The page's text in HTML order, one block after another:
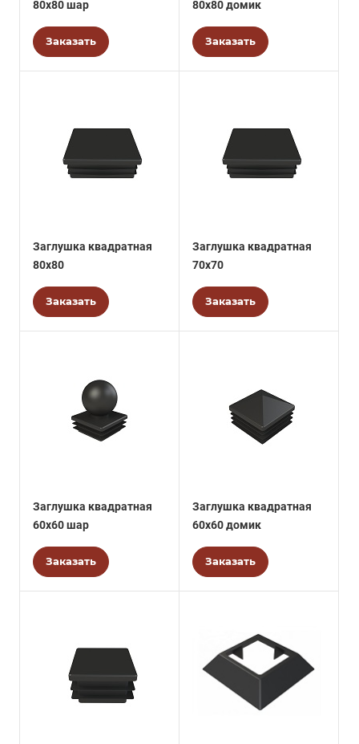
80х80 шар
Заказать
80х80 домик
Заказать
Заглушка квадратная
80х80
Заказать
Заглушка квадратная
70х70
Заказать
Заглушка квадратная
60х60 шар
Заказать
Заглушка квадратная
60х60 домик
Заказать